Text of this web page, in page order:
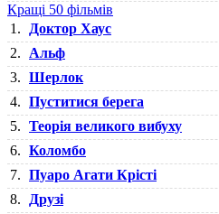
Кращі 50 фільмів
1.
Доктор Хаус
2.
Альф
3. Шерлок
4. Пуститися берега
5. Теорія великого вибуху
6. Коломбо
7. Пуаро Агати Крісті
8.
Друзі